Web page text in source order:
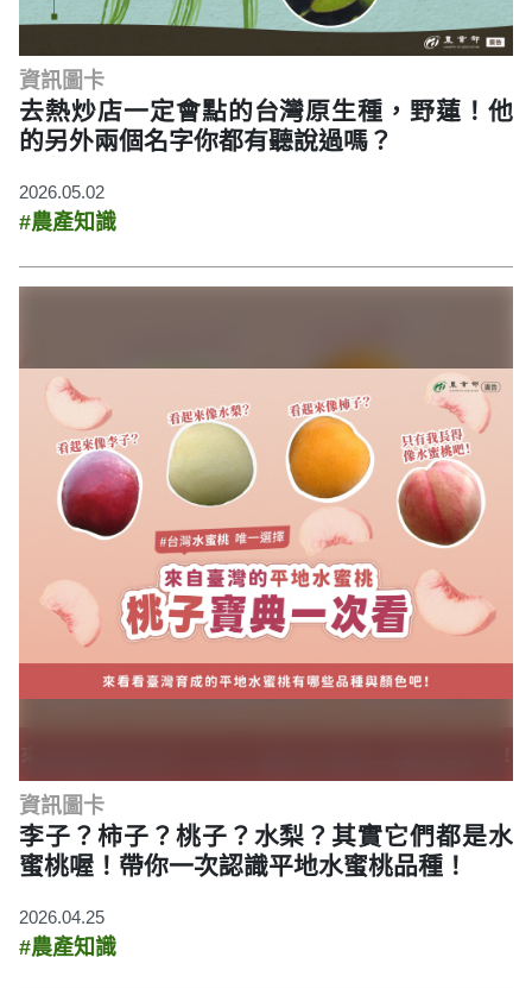
資訊圖卡
去熱炒店一定會點的台灣原生種，野蓮！他
的另外兩個名字你都有聽說過嗎？
2026.05.02
#農產知識
資訊圖卡
李子？柿子？桃子？水梨？其實它們都是水
蜜桃喔！帶你一次認識平地水蜜桃品種！
2026.04.25
#農產知識